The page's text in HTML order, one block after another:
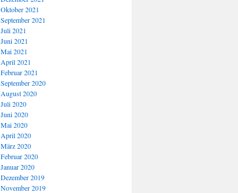
Oktober 2021
September 2021
Juli 2021
Juni 2021
Mai 2021
April 2021
Februar 2021
September 2020
August 2020
Juli 2020
Juni 2020
Mai 2020
April 2020
März 2020
Februar 2020
Januar 2020
Dezember 2019
November 2019